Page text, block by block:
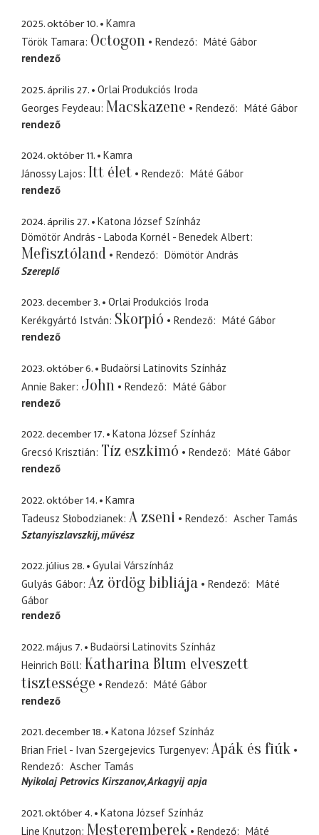
2025. október 10.
Kamra
Török Tamara Octogon Rendező
Máté Gábor
rendező
2025. április 27.
Orlai Produkciós Iroda
Georges Feydeau Macskazene Rendező
Máté Gábor
rendező
2024. október 11.
Kamra
Jánossy Lajos Itt élet Rendező
Máté Gábor
rendező
2024. április 27.
Katona József Színház
Dömötör András - Laboda Kornél - Benedek Albert
Mefisztóland Rendező
Dömötör András
Szereplő
2023. december 3.
Orlai Produkciós Iroda
Kerékgyártó István Skorpió Rendező
Máté Gábor
rendező
2023. október 6.
Budaörsi Latinovits Színház
Annie Baker John Rendező
Máté Gábor
rendező
2022. december 17.
Katona József Színház
Grecsó Krisztián Tíz eszkimó Rendező
Máté Gábor
rendező
2022. október 14.
Kamra
Tadeusz Słobodzianek A zseni Rendező
Ascher Tamás
Sztanyiszlavszkij művész
2022. július 28.
Gyulai Várszínház
Gulyás Gábor Az ördög bibliája Rendező
Máté
Gábor
rendező
2022. május 7.
Budaörsi Latinovits Színház
Heinrich Böll Katharina Blum elveszett
tisztessége
Rendező
Máté Gábor
rendező
2021. december 18.
Katona József Színház
Brian Friel - Ivan Szergejevics Turgenyev Apák és fiúk
Rendező
Ascher Tamás
Nyikolaj Petrovics Kirszanov Arkagyij apja
2021. október 4.
Katona József Színház
Line Knutzon Mesteremberek Rendező
Máté